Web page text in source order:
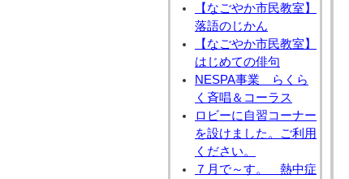
【なごやか市民教室】
落語のじかん
【なごやか市民教室】
はじめての俳句
NESPA事業 らくら
く斉唱＆コーラス
ロビーに自習コーナー
を設けました。ご利用
ください。
７月で～す。 熱中症